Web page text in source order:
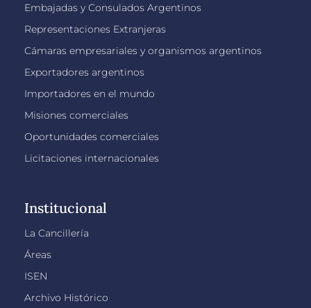
Embajadas y Consulados Argentinos
Representaciones Extranjeras
Cámaras empresariales y organismos argentinos
Exportadores argentinos
Importadores en el mundo
Misiones comerciales
Oportunidades comerciales
Licitaciones internacionales
Institucional
La Cancillería
Áreas
ISEN
Archivo Histórico